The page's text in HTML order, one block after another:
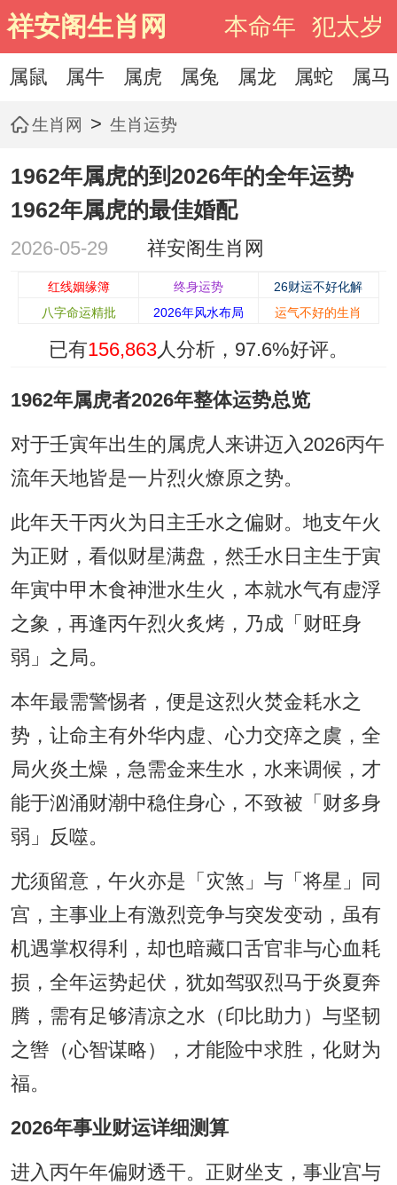
祥安阁生肖网 本命年 犯太岁
属鼠 属牛 属虎 属兔 属龙 属蛇 属马
生肖网 > 生肖运势
1962年属虎的到2026年的全年运势
1962年属虎的最佳婚配
2026-05-29 祥安阁生肖网
红线姻缘簿 终身运势
26财运不好化解
八字命运精批
2026年风水布局 运气不好的生肖
已有156,863人分析， 97.6%好评。
1962年属虎者2026年整体运势总览
对于壬寅年出生的属虎人来讲迈入2026丙午
流年天地皆是一片烈火燎原之势。
此年天干丙火为日主壬水之偏财。地支午火
为正财，看似财星满盘，然壬水日主生于寅
年寅中甲木食神泄水生火，本就水气有虚浮
之象，再逢丙午烈火炙烤，乃成「财旺身
弱」之局。
本年最需警惕者，便是这烈火焚金耗水之
势，让命主有外华内虚、心力交瘁之虞，全
局火炎土燥，急需金来生水，水来调候，才
能于汹涌财潮中稳住身心，不致被「财多身
弱」反噬。
尤须留意，午火亦是「灾煞」与「将星」同
宫，主事业上有激烈竞争与突发变动，虽有
机遇掌权得利，却也暗藏口舌官非与心血耗
损，全年运势起伏，犹如驾驭烈马于炎夏奔
腾，需有足够清凉之水（印比助力）与坚韧
之辔（心智谋略），才能险中求胜，化财为
福。
2026年事业财运详细测算
进入丙午年偏财透干。正财坐支，事业宫与